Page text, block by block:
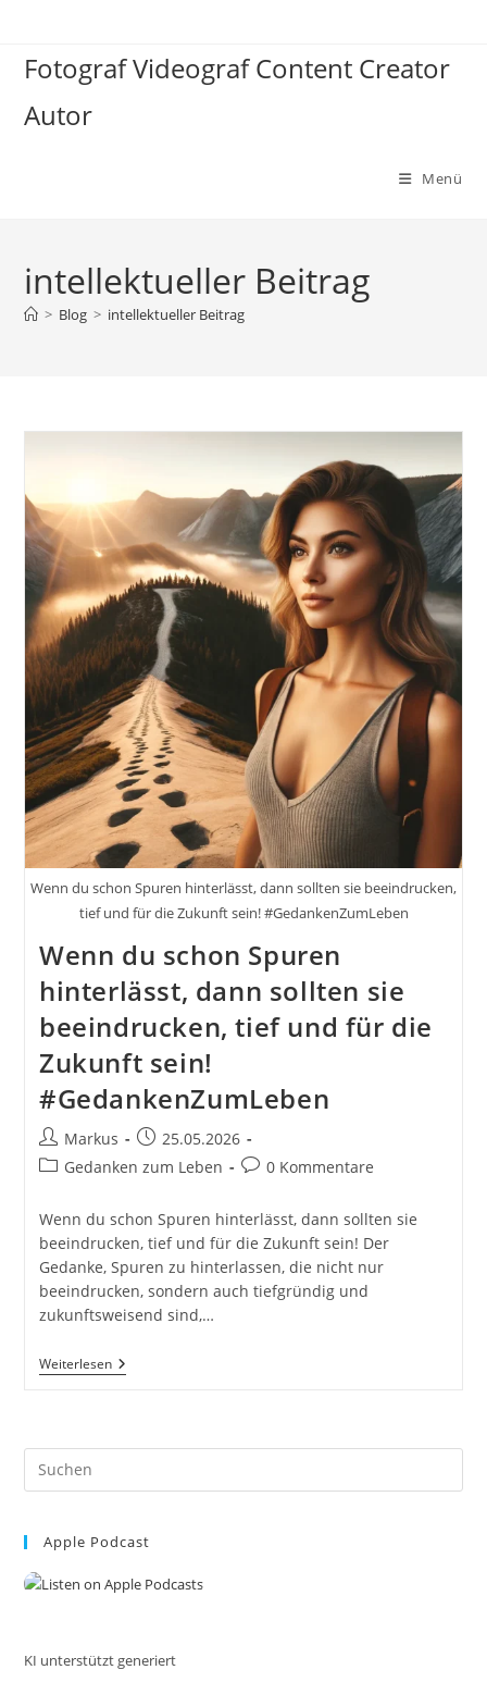
springen
Fotograf Videograf Content Creator
Autor
Menü
intellektueller Beitrag
> Blog > intellektueller Beitrag
Wenn du schon Spuren hinterlässt, dann sollten sie beeindrucken,
tief und für die Zukunft sein! #GedankenZumLeben
Wenn du schon Spuren
hinterlässt, dann sollten sie
beeindrucken, tief und für die
Zukunft sein!
#GedankenZumLeben
Beitrags-
Autor:
Markus
Beitrag
veröffentlicht:
25.05.2026
Beitrags-
Gedanken zum Leben
Beitrags-
0 Kommentare
Wenn du schon Spuren hinterlässt, dann sollten sie
beeindrucken, tief und für die Zukunft sein! Der
Gedanke, Spuren zu hinterlassen, die nicht nur
beeindrucken, sondern auch tiefgründig und
zukunftsweisend sind,…
WeiterlesenWenn
Du
Dann
Und
Zukunft
Apple Podcast
KI unterstützt generiert